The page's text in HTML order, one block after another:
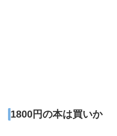
1800円の本は買いか